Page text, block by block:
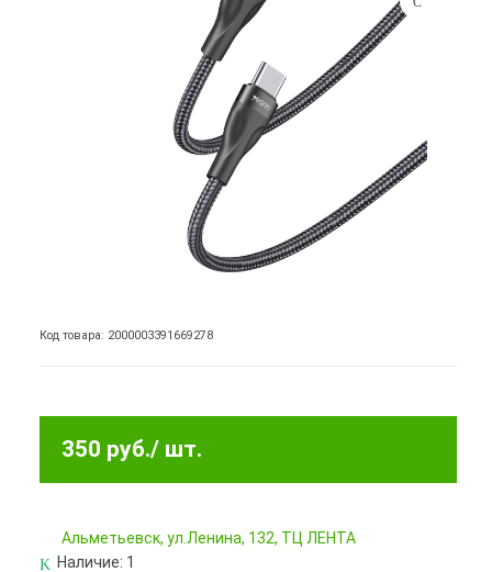
Код товара: 2000003391669278
350 руб./ шт.
Альметьевск, ул.Ленина, 132, ТЦ ЛЕНТА
Наличие: 1